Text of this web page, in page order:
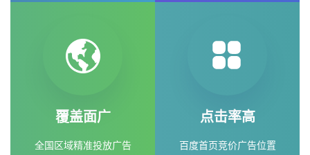
覆盖面广
全国区域精准投放广告
点击率高
百度首页竞价广告位置